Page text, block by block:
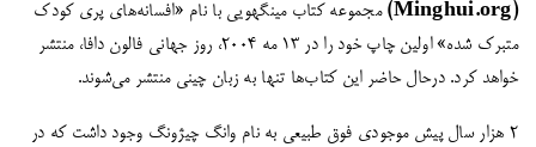
(Minghui.org)
مجموعه کتاب مینگهویی با نام «افسانه‌های پری کودک
متبرک شده» اولین چاپ خود را در 13 مه 2004، روز جهانی فالون دافا، منتشر
خواهد کرد. درحال حاضر این کتاب‌ها تنها به زبان چینی منتشر می‌شوند.
2 هزار سال پیش موجودی فوق طبیعی به نام وانگ چیژونگ وجود داشت که در